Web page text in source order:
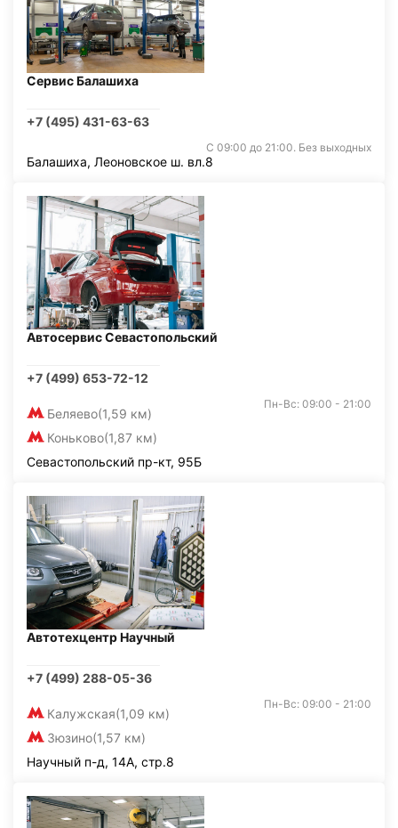
Сервис Балашиха
+7 (495) 431-63-63
С 09:00 до 21:00. Без выходных
Балашиха, Леоновское ш. вл.8
Автосервис Севастопольский
+7 (499) 653-72-12
Беляево(1,59 км)
Коньково(1,87 км)
Пн-Вс: 09:00 - 21:00
Севастопольский пр-кт, 95Б
Автотехцентр Научный
+7 (499) 288-05-36
Калужская(1,09 км)
Зюзино(1,57 км)
Пн-Вс: 09:00 - 21:00
Научный п-д, 14А, стр.8